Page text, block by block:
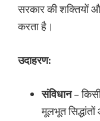
सरकार की शक्तियों
करता है।
उदाहरण:
संविधान–
मूलभूत